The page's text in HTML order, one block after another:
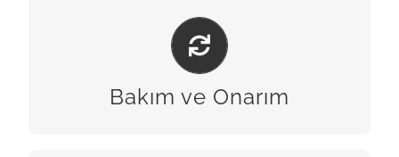
Bakım ve Onarım
BAKIM & ONARIM